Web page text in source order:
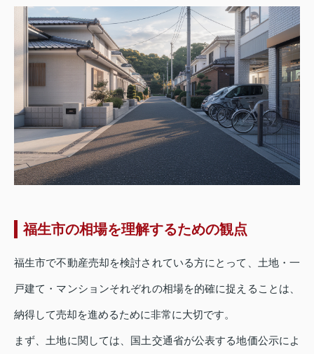
福生市の相場を理解するための観点
福生市で不動産売却を検討されている方にとって、土地・一
戸建て・マンションそれぞれの相場を的確に捉えることは、
納得して売却を進めるために非常に大切です。
まず、土地に関しては、国土交通省が公表する地価公示によ